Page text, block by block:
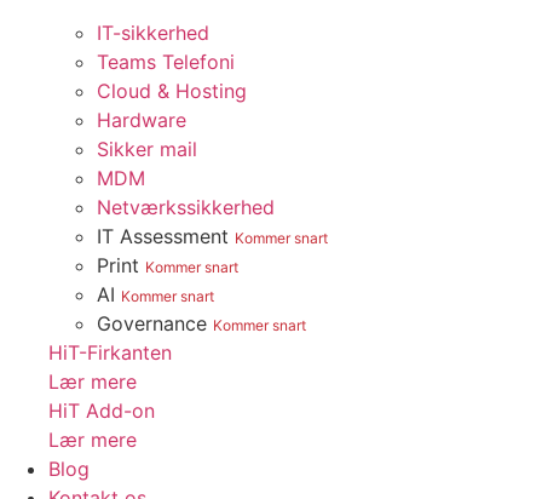
IT-sikkerhed
Teams Telefoni
Cloud & Hosting
Hardware
Sikker mail
MDM
Netværkssikkerhed
IT Assessment Kommer snart
Print Kommer snart
AI Kommer snart
Governance Kommer snart
HiT-Firkanten
Lær mere
HiT Add-on
Lær mere
Blog